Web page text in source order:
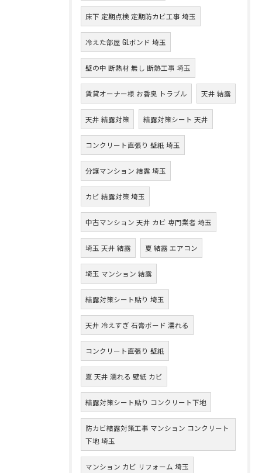
床下 定期点検 定期防カビ工事 埼玉
冷えた部屋 GLボンド 埼玉
壁の中 断熱材 無し 断熱工事 埼玉
賃貸オーナー様 お香臭 トラブル 天井 結露
天井 結露対策 結露対策シート 天井
コンクリート直張り 壁紙 埼玉
分譲マンション 結露 埼玉
カビ 結露対策 埼玉
中古マンション 天井 カビ 専門業者 埼玉
埼玉 天井 結露 夏 結露 エアコン
埼玉 マンション 結露
結露対策シート貼り 埼玉
天井 冷えすぎ 石膏ボード 濡れる
コンクリート直張り 壁紙
夏 天井 濡れる 壁紙 カビ
結露対策シート貼り コンクリート下地
防カビ結露対策工事 マンション コンクリート
下地 埼玉
マンション カビ リフォーム 埼玉